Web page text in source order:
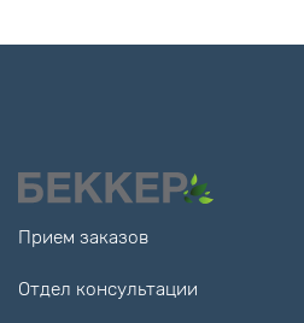
Прием заказов
Отдел консультации